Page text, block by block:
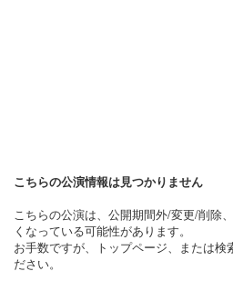
こちらの公演情報は見つかりません
こちらの公演は、公開期間外/変更/削除
くなっている可能性があります。
お手数ですが、トップページ、または検
ださい。